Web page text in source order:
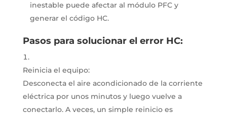
inestable puede afectar al módulo PFC y
generar el código HC.
Pasos para solucionar el error HC:
Reinicia el equipo:
Desconecta el aire acondicionado de la corriente
eléctrica por unos minutos y luego vuelve a
conectarlo. A veces, un simple reinicio es